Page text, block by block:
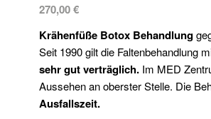
270,00€
Krähenfüße Botox Behandlung
Seit 1990 gilt die Faltenbehandlung
sehr gut verträglich. Im MED
Aussehen an oberster Stelle. Die
Ausfallszeit.